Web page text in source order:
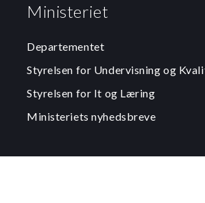
Ministeriet
Departementet
Styrelsen for Undervisning og
Styrelsen for It og Læring
Ministeriets nyhedsbreve